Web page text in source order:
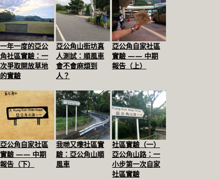
一年一度的亞公
角社區實驗：一
次爭取開放草地
的實驗
亞公角山街坊真
人測試：順風車
會不會麻煩到
人？
亞公角自家社區
實驗 —— 中期
報告（上）
亞公角自家社區
實驗 —— 中期
報告（下）
我哋又嚟社區實
驗：亞公角山順
風車
社區實驗（一）
亞公角山路：一
小步第一次自家
社區實驗